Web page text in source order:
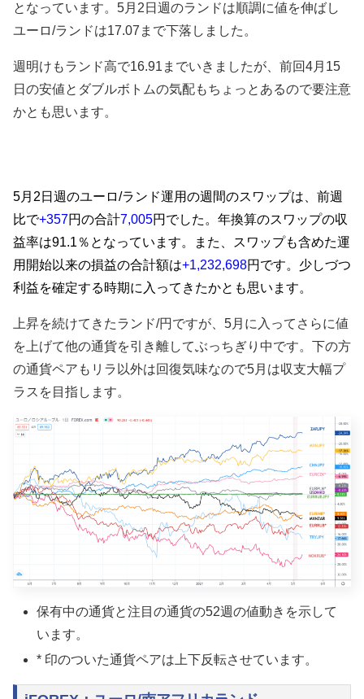
となっています。5月2日週のランドは順調に値を伸ばし
ユーロ/ランドは17.07まで下落しました。
週明けもランド高で16.91までいきましたが、前回4月15
日の安値とダブルボトムの気配もちょっとあるので要注意
かとも思います。
5月2日週のユーロ/ランド運用の週間のスワップは、前週
比で+357円の合計7,005円でした。年換算のスワップの収
益率は91.1％となっています。また、スワップも含めた運
用開始以来の損益の合計額は+1,232,698円です。少しづつ
利益を確定する時期に入ってきたかとも思います。
上昇を続けてきたランド/円ですが、5月に入ってさらに値
を上げて他の通貨を引き離してぶっちぎり中です。下の方
の通貨ペアもリラ以外は回復気味なので5月は収支大幅プ
ラスを目指します。
保有中の通貨と注目の通貨の52週の値動きを示して
います。
* 印のついた通貨ペアは上下反転させています。